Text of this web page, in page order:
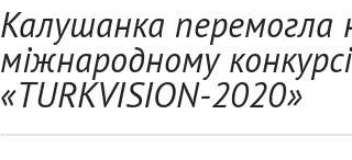
Калушанка перемогла
міжнародному конкурсі
«TURKVISION-2020»